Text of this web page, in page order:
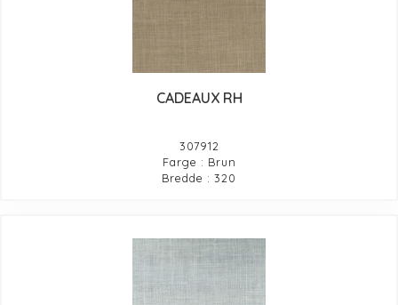
CADEAUX RH
307912
Farge : Brun
Bredde : 320